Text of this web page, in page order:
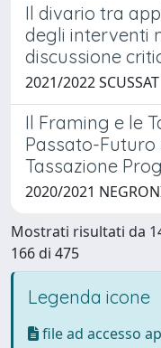
Il divario tra
degli interventi
discussione
2021/2022
Il Framing e le
Passato-Futuro
Tassazione
2020/2021
Mostrati risultati da
166 di 475
Legenda icone
file ad accesso